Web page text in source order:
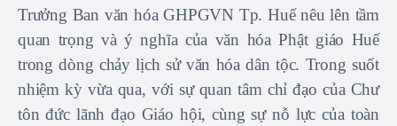
Trưởng Ban văn hóa GHPGVN Tp. Huế nêu lên tầm
quan trọng và ý nghĩa của văn hóa Phật giáo Huế
trong dòng chảy lịch sử văn hóa dân tộc. Trong suốt
nhiệm kỳ vừa qua, với sự quan tâm chỉ đạo của Chư
tôn đức lãnh đạo Giáo hội, cùng sự nỗ lực của toàn